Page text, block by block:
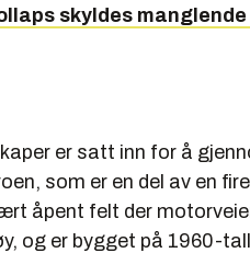
skyldes
er satt inn for å
som er en del av en
åpent felt der
og er bygget på 1960-